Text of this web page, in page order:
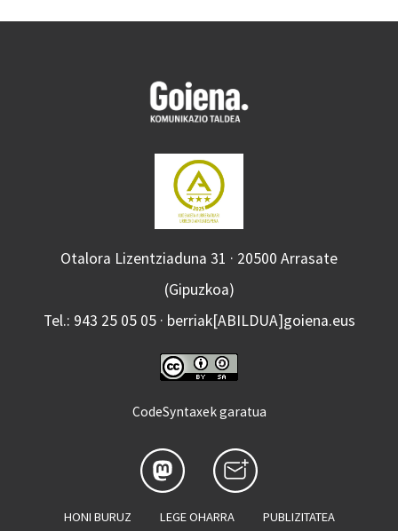
Otalora Lizentziaduna 31 · 20500 Arrasate
(Gipuzkoa)
Tel.: 943 25 05 05 · berriak[ABILDUA]goiena.eus
CodeSyntaxek garatua
HONI BURUZ LEGE OHARRA PUBLIZITATEA